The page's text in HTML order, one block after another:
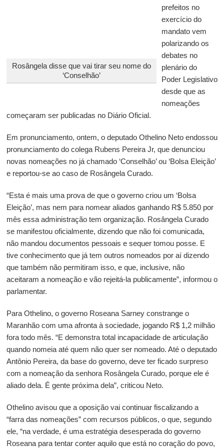
Rosângela disse que vai tirar seu nome do
‘Conselhão’
prefeitos no
exercício do
mandato vem
polarizando os
debates no
plenário do
Poder Legislativo
desde que as
nomeações
começaram ser publicadas no Diário Oficial.
Em pronunciamento, ontem, o deputado Othelino Neto endossou
pronunciamento do colega Rubens Pereira Jr, que denunciou
novas nomeações no já chamado ‘Conselhão’ ou ‘Bolsa Eleição’
e reportou-se ao caso de Rosângela Curado.
“Esta é mais uma prova de que o governo criou um ‘Bolsa
Eleição’, mas nem para nomear aliados ganhando R$ 5.850 por
mês essa administração tem organização. Rosângela Curado
se manifestou oficialmente, dizendo que não foi comunicada,
não mandou documentos pessoais e sequer tomou posse. E
tive conhecimento que já tem outros nomeados por aí dizendo
que também não permitiram isso, e que, inclusive, não
aceitaram a nomeação e vão rejeitá-la publicamente”, informou o
parlamentar.
Para Othelino, o governo Roseana Sarney constrange o
Maranhão com uma afronta à sociedade, jogando R$ 1,2 milhão
fora todo mês. “E demonstra total incapacidade de articulação
quando nomeia até quem não quer ser nomeado. Até o deputado
Antônio Pereira, da base do governo, deve ter ficado surpreso
com a nomeação da senhora Rosângela Curado, porque ele é
aliado dela. É gente próxima dela”, criticou Neto.
Othelino avisou que a oposição vai continuar fiscalizando a
“farra das nomeações” com recursos públicos, o que, segundo
ele, “na verdade, é uma estratégia desesperada do governo
Roseana para tentar conter aquilo que está no coração do povo,